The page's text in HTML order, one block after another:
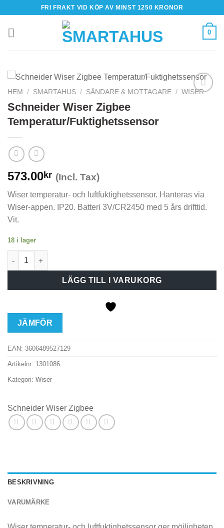
content
FRI FRAKT VID KÖP AV MINST 1250 KRONOR
0
HEM / SMARTAHUS / SÄNDARE & MOTTAGARE / WISER
Schneider Wiser Zigbee
Temperatur/Fuktighetssensor
573.00kr (Incl. Tax)
Wiser temperatur- och luftfuktighetssensor. Hanteras via
Wiser-appen. IP20. Batteri 3V/CR2450 med 5 års drifttid.
Vit.
18 i lager
Schneider Wiser Zigbee Temperatur/Fuktighetssensor mängd
LÄGG TILL I VARUKORG
JÄMFÖR
EAN: 3606489527129
Artikelnr: 1301086
Kategori: Wiser
Schneider Wiser Zigbee
BESKRIVNING
VARUMÄRKE